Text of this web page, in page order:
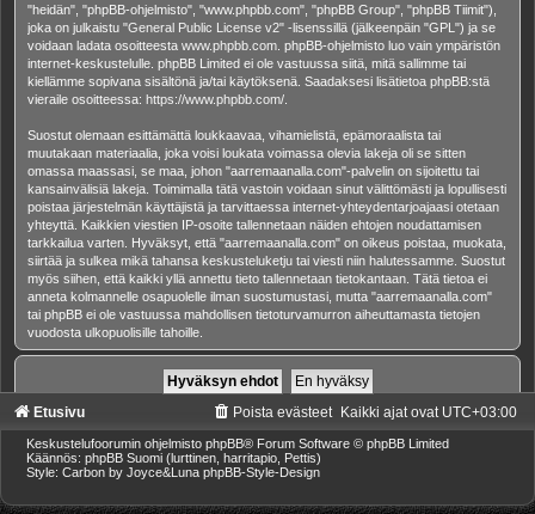
"heidän", "phpBB-ohjelmisto", "www.phpbb.com", "phpBB Group", "phpBB Tiimit"),
joka on julkaistu "General Public License v2" -lisenssillä (jälkeenpäin "GPL") ja se
voidaan ladata osoitteesta www.phpbb.com . phpBB-ohjelmisto luo vain ympäristön
internet-keskustelulle. phpBB Limited ei ole vastuussa siitä, mitä sallimme tai
kiellämme sopivana sisältönä ja/tai käytöksenä. Saadaksesi lisätietoa phpBB:stä
vieraile osoitteessa: https://www.phpbb.com/
Suostut olemaan esittämättä loukkaavaa, vihamielistä, epämoraalista tai
muutakaan materiaalia, joka voisi loukata voimassa olevia lakeja oli se sitten
omassa maassasi, se maa, johon "aarremaanalla.com"-palvelin on sijoitettu tai
kansainvälisiä lakeja. Toimimalla tätä vastoin voidaan sinut välittömästi ja lopullisesti
poistaa järjestelmän käyttäjistä ja tarvittaessa internet-yhteydentarjoajaasi otetaan
yhteyttä. Kaikkien viestien IP-osoite tallennetaan näiden ehtojen noudattamisen
tarkkailua varten. Hyväksyt, että "aarremaanalla.com" on oikeus poistaa, muokata,
siirtää ja sulkea mikä tahansa keskusteluketju tai viesti niin halutessamme. Suostut
myös siihen, että kaikki yllä annettu tieto tallennetaan tietokantaan. Tätä tietoa ei
anneta kolmannelle osapuolelle ilman suostumustasi, mutta "aarremaanalla.com"
tai phpBB ei ole vastuussa mahdollisen tietoturvamurron aiheuttamasta tietojen
vuodosta ulkopuolisille tahoille.
Etusivu Kaikki ajat ovat UTC+03:00
Poista evästeet
Keskustelufoorumin ohjelmisto phpBB® Forum Software © phpBB Limited
Käännös: phpBB Suomi (lurttinen, harritapio, Pettis)
Style: Carbon by Joyce&Luna phpBB-Style-Design